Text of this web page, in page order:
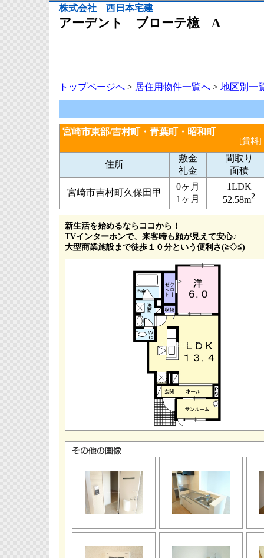
株式会社 西日本宅建
アーデント ブローテ檍 A
トップページへ > 居住用物件一覧へ > 地区別一
宮崎市東部/吉村町・青葉町・昭和町
[賃料]
住所
敷金
礼金
間取り
面積
宮崎市吉村町久保田甲
0ヶ月
1ヶ月
1LDK
52.58m2
新生活を始めるならココから！
TVインターホンで、来客時も顔が見えて安心♪
大型商業施設まで徒歩１０分という便利さ(≧◇≦)